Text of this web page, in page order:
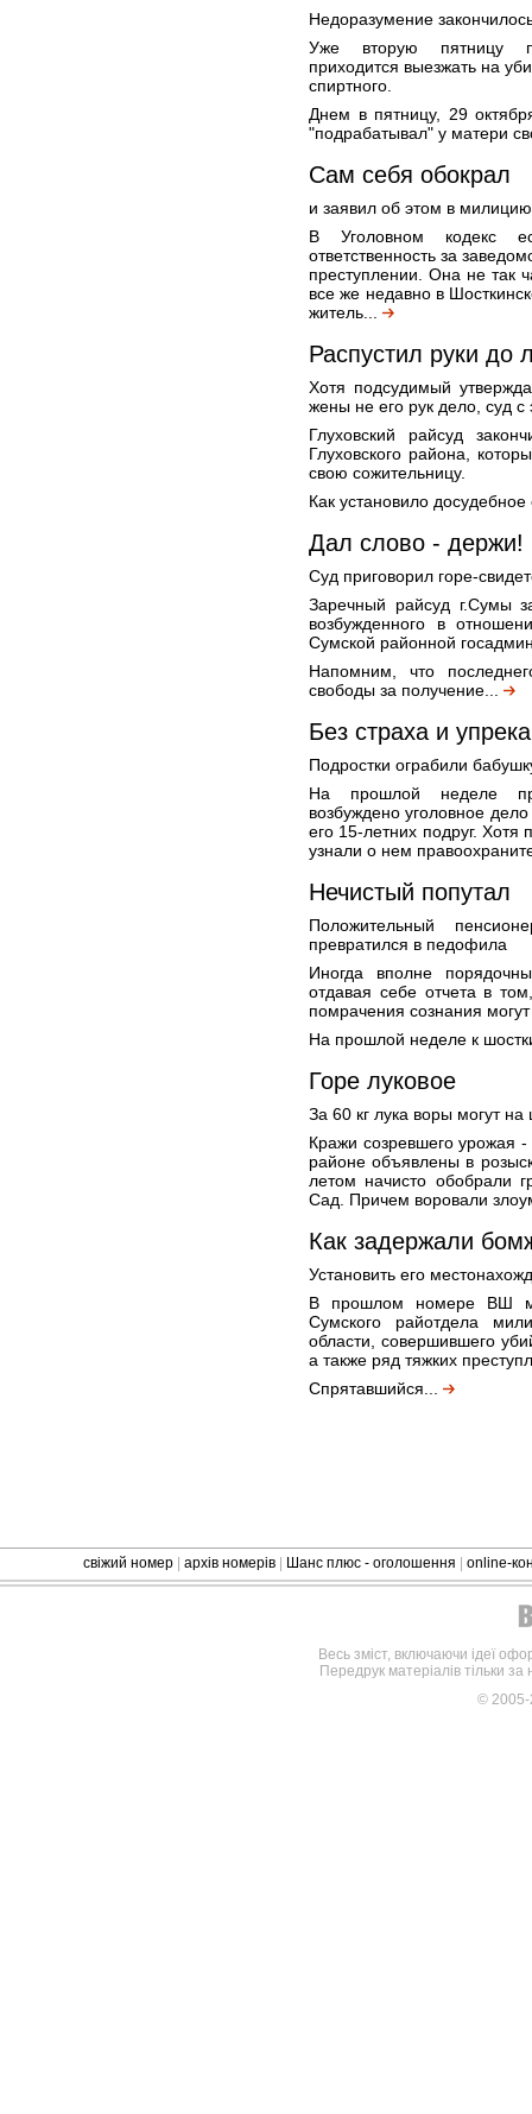
Недоразумение
Уже вторую пятницу
приходится выезжать на
спиртного.
Днем в пятницу, 29
"подрабатывал" у матери
Сам себя обокрал
и заявил об этом в милицию
В Уголовном кодекс
ответственность за
преступлении. Она не так
все же недавно в
житель...
Распустил руки до
Хотя подсудимый
жены не его рук дело, суд с
Глуховский райсуд
Глуховского района,
свою сожительницу.
Как установило
Дал слово - держи!
Суд приговорил горе-
Заречный райсуд г.Сумы
возбужденного в
Сумской районной
Напомним, что
свободы за получение...
Без страха и упрека
Подростки ограбили
На прошлой неделе
возбуждено уголовное
его 15-летних подруг.
узнали о нем
Нечистый попутал
Положительный
превратился в педофила
Иногда вполне
отдавая себе отчета в
помрачения сознания
На прошлой неделе к
Горе луковое
За 60 кг лука воры могут на
Кражи созревшего урожая
районе объявлены в
летом начисто обобрали
Сад. Причем воровали
Как задержали
Установить его
В прошлом номере ВШ
Сумского райотдела
области, совершившего
а также ряд тяжких
Спрятавшийся...
свіжий номер архів номерів Шанс плюс - оголошення online-
Весь зміст, включаючи ідеї
Передрук матеріалів тільки
©